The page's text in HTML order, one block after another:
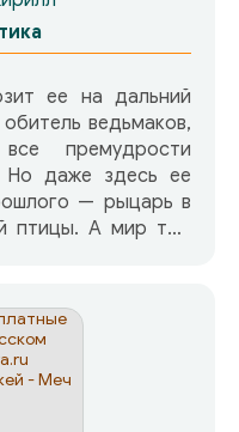
продолжение. Как
продолжается.
ее на дальний
ведьмаков,
премудрости
Но даже здесь ее
— рыцарь в
мир тем
законные права
Цири,
этой войны. «Она
решение выносят
короли пытаются